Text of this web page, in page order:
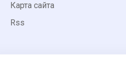
Карта сайта
Rss